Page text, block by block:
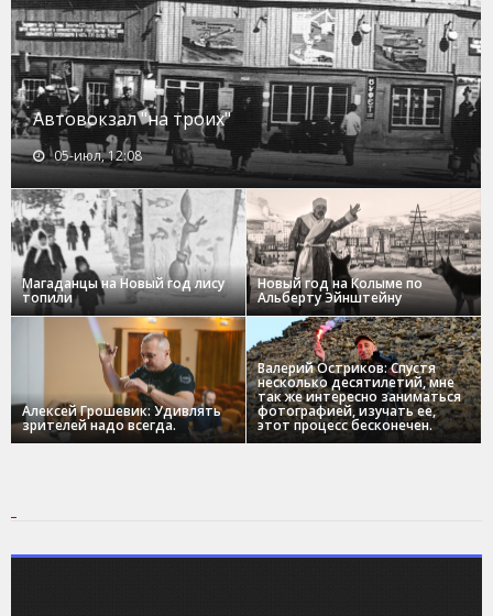
Автовокзал "на троих"
05-июл, 12:08
Магаданцы на Новый год лису
топили
Новый год на Колыме по
Альберту Эйнштейну
Алексей Грошевик: Удивлять
зрителей надо всегда.
Валерий Остриков: Спустя
несколько десятилетий, мне
так же интересно заниматься
фотографией, изучать ее,
этот процесс бесконечен.